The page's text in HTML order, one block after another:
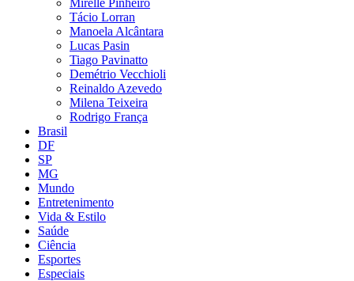
Tácio Lorran
Manoela Alcântara
Lucas Pasin
Tiago Pavinatto
Demétrio Vecchioli
Reinaldo Azevedo
Milena Teixeira
Rodrigo França
Brasil
DF
SP
MG
Mundo
Entretenimento
Vida & Estilo
Saúde
Ciência
Esportes
Especiais